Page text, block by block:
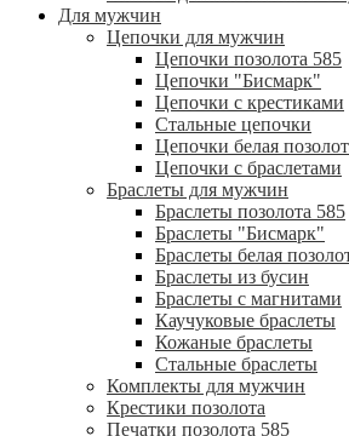
Для мужчин
Цепочки для мужчин
Цепочки позолота 585
Цепочки "Бисмарк"
Цепочки с крестиками
Стальные цепочки
Цепочки белая
Цепочки с браслетами
Браслеты для мужчин
Браслеты позолота 585
Браслеты "Бисмарк"
Браслеты белая
Браслеты из бусин
Браслеты с магнитами
Каучуковые браслеты
Кожаные браслеты
Стальные браслеты
Комплекты для мужчин
Крестики позолота
Печатки позолота 585